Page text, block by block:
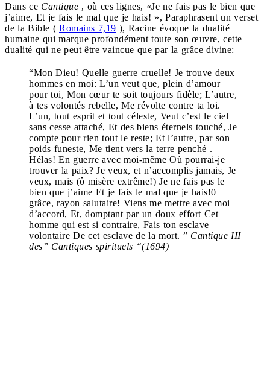
Dans ce Cantique , où ces lignes, «Je ne fais pas le bien que
j’aime, Et je fais le mal que je hais! », Paraphrasent un verset
de la Bible ( Romains 7,19 ), Racine évoque la dualité
humaine qui marque profondément toute son œuvre, cette
dualité qui ne peut être vaincue que par la grâce divine:
“Mon Dieu! Quelle guerre cruelle! Je trouve deux
hommes en moi: L’un veut que, plein d’amour
pour toi, Mon cœur te soit toujours fidèle; L’autre,
à tes volontés rebelle, Me révolte contre ta loi.
L’un, tout esprit et tout céleste, Veut c’est le ciel
sans cesse attaché, Et des biens éternels touché, Je
compte pour rien tout le reste; Et l’autre, par son
poids funeste, Me tient vers la terre penché .
Hélas! En guerre avec moi-même Où pourrai-je
trouver la paix? Je veux, et n’accomplis jamais, Je
veux, mais (ô misère extrême!) Je ne fais pas le
bien que j’aime Et je fais le mal que je hais!0
grâce, rayon salutaire! Viens me mettre avec moi
d’accord, Et, domptant par un doux effort Cet
homme qui est si contraire, Fais ton esclave
volontaire De cet esclave de la mort. ” Cantique III
des” Cantiques spirituels “(1694)